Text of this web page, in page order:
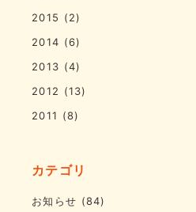
2015 (2)
2014 (6)
2013 (4)
2012 (13)
2011 (8)
カテゴリ
お知らせ (84)